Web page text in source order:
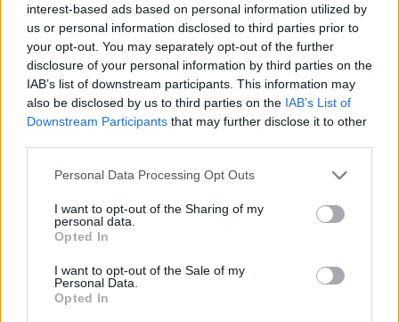
interest-based ads based on personal information utilized by
us or personal information disclosed to third parties prior to
your opt-out. You may separately opt-out of the further
disclosure of your personal information by third parties on the
IAB’s list of downstream participants. This information may
also be disclosed by us to third parties on the IAB’s List of
Downstream Participants that may further disclose it to other
Personal Data Processing Opt Outs
I want to opt-out of the Sharing of my
personal data.
Opted In
I want to opt-out of the Sale of my
Personal Data.
Opted In
Θέσεις εργασίας
Θέσεις Εργασίας ανά Ειδικότητα
Θέσεις Εργασίας ανά Εταιρεία